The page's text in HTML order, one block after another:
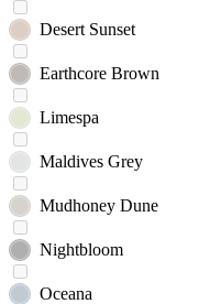
Desert Sunset
Earthcore Brown
Limespa
Maldives Grey
Mudhoney Dune
Nightbloom
Oceana